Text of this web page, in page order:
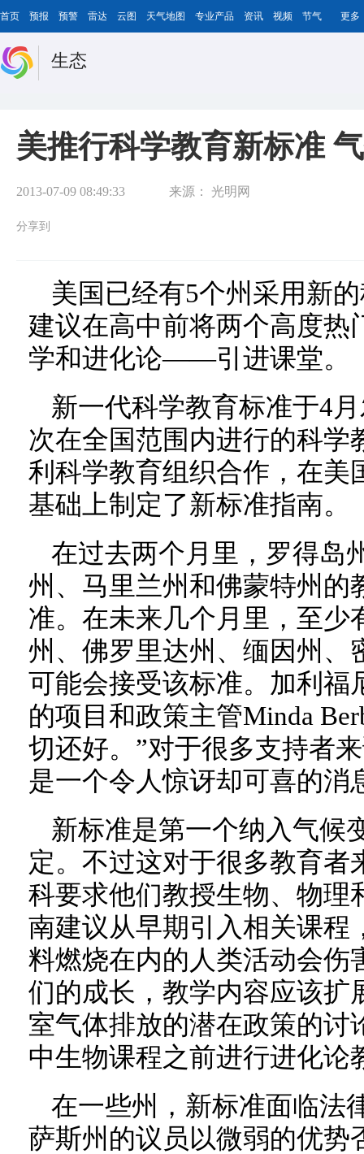
首页 预报 预警 雷达 云图 天气地图 专业产品 资讯 视频 节气 更多
生态
美推行科学教育新标准
2013-07-09 08:49:33 来源： 光明网
分享到
美国已经有5个州采用新
建议在高中前将两个高度
学和进化论——引进课堂。
新一代科学教育标准于4
次在全国范围内进行的科学
利科学教育组织合作，在美
基础上制定了新标准指南。
在过去两个月里，罗得岛
州、马里兰州和佛蒙特州的
准。在未来几个月里，至
州、佛罗里达州、缅因州
可能会接受该标准。加利福
的项目和政策主管Minda
切还好。”对于很多支持者
是一个令人惊讶却可喜的消
新标准是第一个纳入气候
定。不过这对于很多教育者
科要求他们教授生物、物理
南建议从早期引入相关课程
料燃烧在内的人类活动会伤
们的成长，教学内容应该扩
室气体排放的潜在政策的讨
中生物课程之前进行进化论
在一些州，新标准面临法
萨斯州的议员以微弱的优势